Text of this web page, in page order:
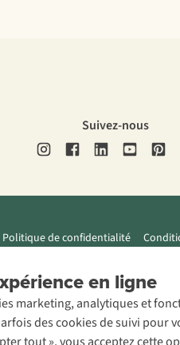
en ligne
marketing, analytiques et
des cookies de suivi
Suivez-nous
Politique de confidentialité